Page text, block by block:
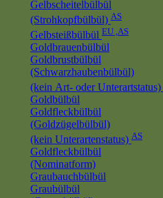
Gelbscheitelbülbül
(Strohkopfbülbül) AS
Gelbsteißbülbül EU ,AS
Goldbrauenbülbül
Goldbrustbülbül
(Schwarzhaubenbülbül)
(kein Art- oder Unterartstatus)
Goldbülbül
Goldfleckbülbül
(Goldzügelbülbül)
(kein Unterartenstatus) AS
Goldfleckbülbül
(Nominatform)
Graubauchbülbül
Graubülbül